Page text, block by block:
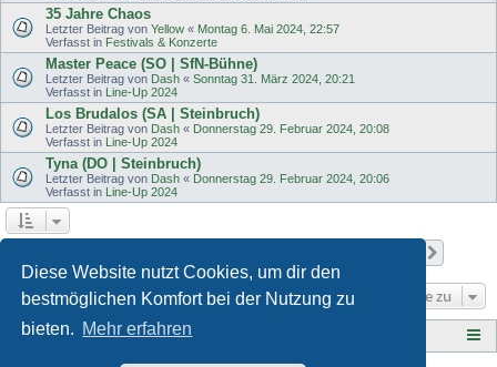
Diese Website nutzt Cookies, um dir den
bestmöglichen Komfort bei der Nutzung zu
bieten. Mehr erfahren
35 Jahre Chaos
Letzter Beitrag von Yellow « Montag 6. Mai 2024, 22:57
Verfasst in Festivals & Konzerte
Master Peace (SO | SfN-Bühne)
Letzter Beitrag von Dash « Sonntag 31. März 2024, 20:21
Verfasst in Line-Up 2024
Los Brudalos (SA | Steinbruch)
Letzter Beitrag von Dash « Donnerstag 29. Februar 2024, 20:08
Verfasst in Line-Up 2024
Tyna (DO | Steinbruch)
Letzter Beitrag von Dash « Donnerstag 29. Februar 2024, 20:06
Verfasst in Line-Up 2024
Gehe zu
Tauberplanscher-Forum.de